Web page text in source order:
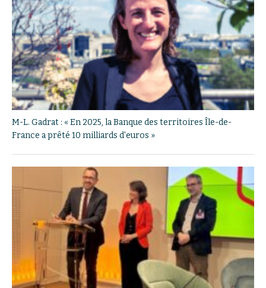
M-L. Gadrat : « En 2025, la Banque des territoires Île-de-
France a prêté 10 milliards d'euros »